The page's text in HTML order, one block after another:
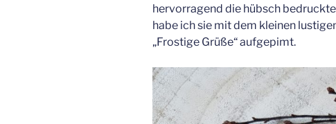
hervorragend die hübsch
habe ich sie mit dem kleinen
„Frostige Grüße“ aufgepimt.